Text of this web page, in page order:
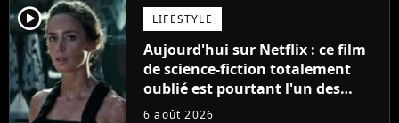
player2 LIFESTYLE
Aujourd'hui sur Netflix : ce film
de science-fiction totalement
oublié est pourtant l'un des
meilleurs des années 2010
6 août 2026